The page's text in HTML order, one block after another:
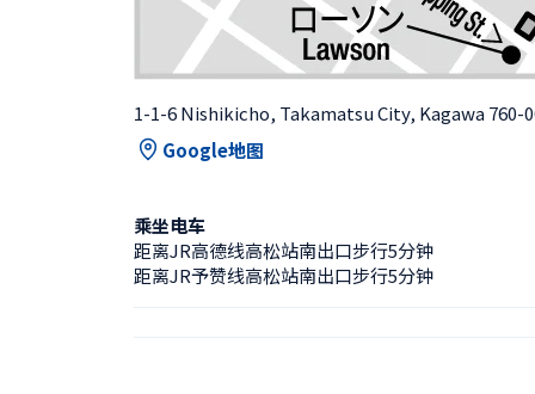
1-1-6 Nishikicho, Takamatsu City, Kagawa 760-
Google地图
乘坐电车
距离JR高德线高松站南出口步行5分钟
距离JR予赞线高松站南出口步行5分钟